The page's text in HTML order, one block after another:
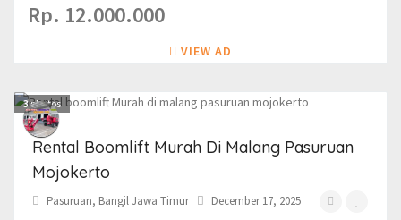
Rp. 12.000.000
VIEW AD
3photos
Rental Boomlift Murah Di Malang Pasuruan
Mojokerto
Pasuruan, Bangil Jawa Timur December 17, 2025